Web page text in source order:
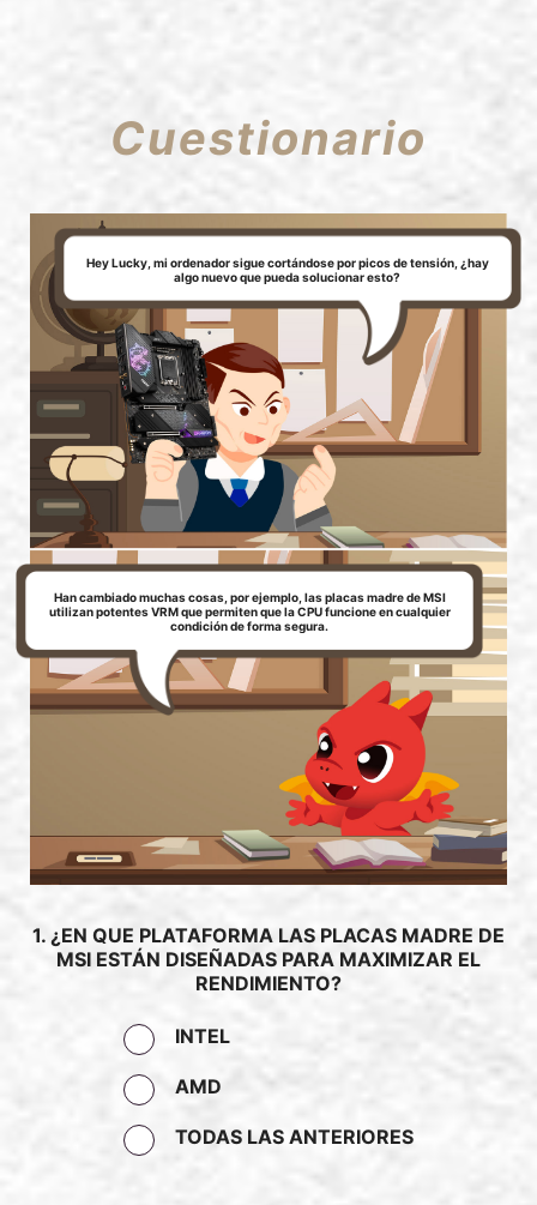
Cuestionario
Hey Lucky, mi ordenador sigue cortándose por picos de tensión, ¿hay
algo nuevo que pueda solucionar esto?
Han cambiado muchas cosas, por ejemplo, las placas madre de MSI
utilizan potentes VRM que permiten que la CPU funcione en cualquier
condición de forma segura.
1. ¿EN QUE PLATAFORMA LAS PLACAS MADRE DE
MSI ESTÁN DISEÑADAS PARA MAXIMIZAR EL
RENDIMIENTO?
INTEL
AMD
TODAS LAS ANTERIORES